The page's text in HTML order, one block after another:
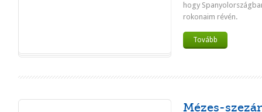
hogy
rokonaim révén.
Tovább
Mézes-